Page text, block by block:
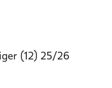
(12) 25/26